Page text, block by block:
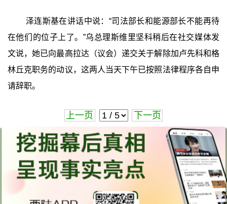
泽连斯基在讲话中说：“司法部长和能源部长不能再待
在他们的位子上了。”乌总理斯维里坚科稍后在社交媒体发
文说，她已向最高拉达（议会）递交关于解除加卢先科和格
林丘克职务的动议，这两人当天下午已按照法律程序各自申
请辞职。
上一页 下一页